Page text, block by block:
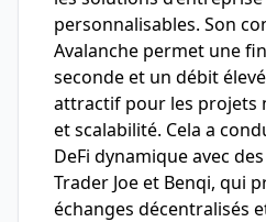
personnalisables. Son
Avalanche permet une
seconde et un débit
attractif pour les projets
et scalabilité. Cela a
DeFi dynamique avec
Trader Joe et Benqi, qui
échanges décentralisés